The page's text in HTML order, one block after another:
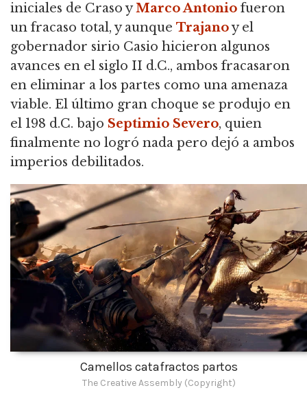
iniciales de Craso yMarco Antonio fueron
un fracaso total, y aunque Trajanoy el
gobernador sirio Casio hicieron algunos
avances en el siglo II d.C., ambos fracasaron
en eliminar a los partes como una amenaza
viable. El último gran choque se produjo en
el 198 d.C. bajo Septimio Severo, quien
finalmente no logró nada pero dejó a ambos
imperios debilitados.
Camellos catafractos partos
The Creative Assembly (Copyright)